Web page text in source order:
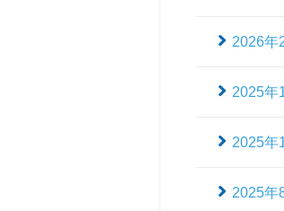
2026年
2025年
2025年
2025年